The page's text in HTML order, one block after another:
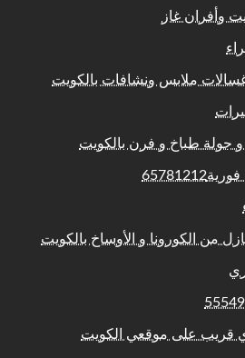
وأفران غاز
ملابس ونشافات بالكويت
جولة طباخ و فرن بالكويت
من الكورونا و الأوساخ بالكويت
قريب على موقعي الكويت